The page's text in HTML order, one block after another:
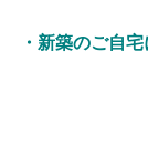
・新築のご自